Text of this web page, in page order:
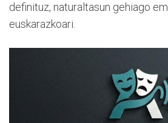
definituz, naturaltasun gehiago
euskarazkoari.